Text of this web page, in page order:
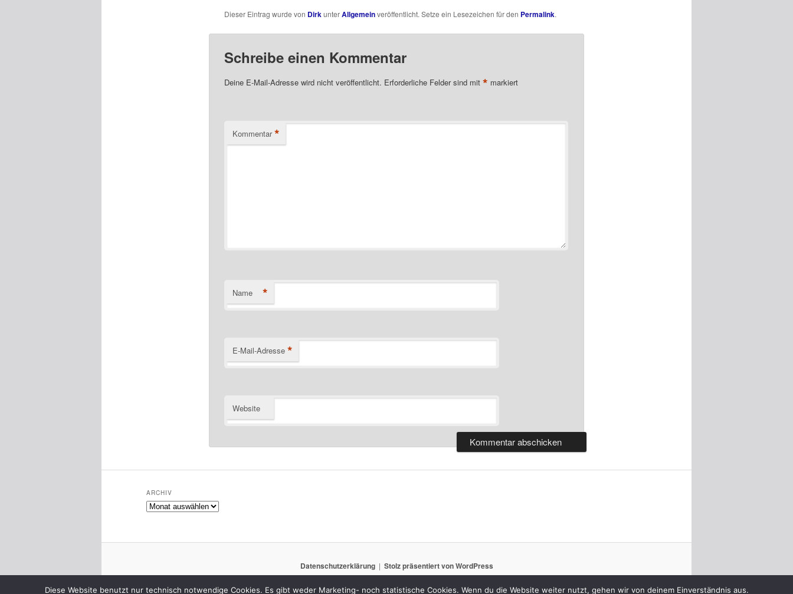
Dieser Eintrag wurde von DirkunterAllgemeinveröffentlicht. Setze ein Lesezeichen für den Permalink.
Schreibe einen Kommentar
Deine E-Mail-Adresse wird nicht veröffentlicht. Erforderliche Felder sind mit * markiert
Kommentar *
Name *
E-Mail-Adresse *
Website
ARCHIV
Archiv
Datenschutzerklärung Stolz präsentiert von WordPress
Diese Website benutzt nur technisch notwendige Cookies. Es gibt weder Marketing- noch statistische Cookies. Wenn du die Website weiter nutzt, gehen wir von deinem Einverständnis aus.